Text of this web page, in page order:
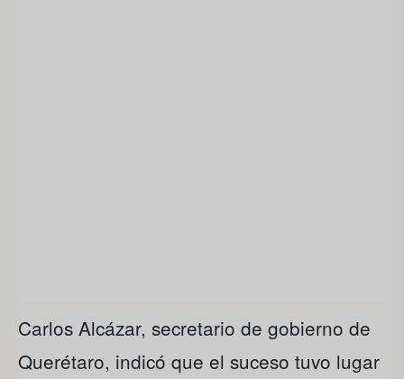
Carlos Alcázar, secretario de gobierno de
Querétaro, indicó que el suceso tuvo lugar